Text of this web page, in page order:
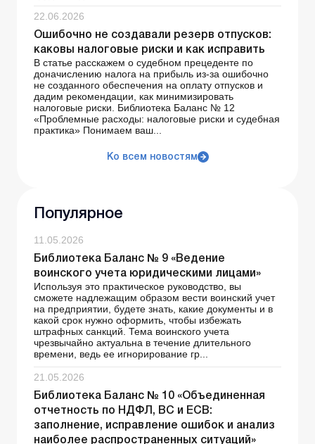
22.06.2026
Ошибочно не создавали резерв отпусков:
каковы налоговые риски и как исправить
В статье расскажем о судебном прецеденте по
доначислению налога на прибыль из-за ошибочно
не созданного обеспечения на оплату отпусков и
дадим рекомендации, как минимизировать
налоговые риски. Библиотека Баланс № 12
«Проблемные расходы: налоговые риски и судебная
практика» Понимаем ваш...
Ко всем новостям
Популярное
11.05.2026
Библиотека Баланс № 9 «Ведение
воинского учета юридическими лицами»
Используя это практическое руководство, вы
сможете надлежащим образом вести воинский учет
на предприятии, будете знать, какие документы и в
какой срок нужно оформить, чтобы избежать
штрафных санкций. Тема воинского учета
чрезвычайно актуальна в течение длительного
времени, ведь ее игнорирование гр...
21.05.2026
Библиотека Баланс № 10 «Объединенная
отчетность по НДФЛ, ВС и ЕСВ:
заполнение, исправление ошибок и анализ
наиболее распространенных ситуаций»